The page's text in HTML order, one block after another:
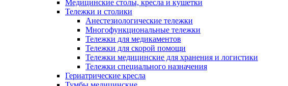
Медицинские столы, кресла и кушетки
Тележки и столики
Анестезиологические тележки
Многофункциональные тележки
Тележки для медикаментов
Тележки для скорой помощи
Тележки медицинские для хранения и логистики
Тележки специального назначения
Гериатрические кресла